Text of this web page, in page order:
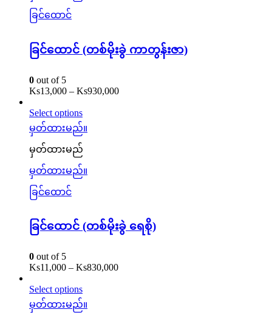
ခြင်ထောင်
ခြင်ထောင် (တစ်မိုးခွဲ ကာတွန်းဇာ)
0 out of 5
Ks13,000 – Ks930,000
Select options
မှတ်ထားမည်။
မှတ်ထားမည်
မှတ်ထားမည်။
ခြင်ထောင်
ခြင်ထောင် (တစ်မိုးခွဲ ရေစို)
0 out of 5
Ks11,000 – Ks830,000
Select options
မှတ်ထားမည်။